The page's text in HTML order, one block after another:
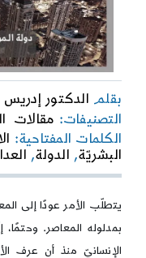
بقلم الدكتور
التصنيفات: مقالات
الكلمات المفتاحية:
البشريّة, الدولة,
يتطلّب الأمر عودًا إلى
بمدلوله المعاصر. وحتمًا،
الإنسانيّ منذ أن عرف